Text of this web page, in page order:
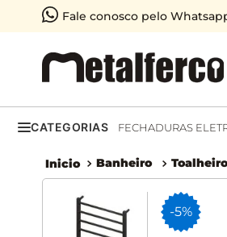
Fale conosco pelo
CATEGORIAS FECHADURAS
Banheiro
-5%